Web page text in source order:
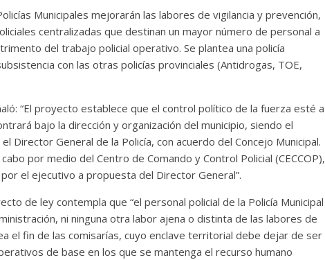
Municipales mejorarán las labores de vigilancia y prevención,
centralizadas que destinan un mayor número de personal a
del trabajo policial operativo. Se plantea una policía
con las otras policías provinciales (Antidrogas, TOE,
“El proyecto establece que el control político de la fuerza esté a
bajo la dirección y organización del municipio, siendo el
Director General de la Policía, con acuerdo del Concejo Municipal.
por medio del Centro de Comando y Control Policial (CECCOP),
el ejecutivo a propuesta del Director General”.
de ley contempla que “el personal policial de la Policía Municipal
ni ninguna otra labor ajena o distinta de las labores de
el fin de las comisarías, cuyo enclave territorial debe dejar de ser
de base en los que se mantenga el recurso humano